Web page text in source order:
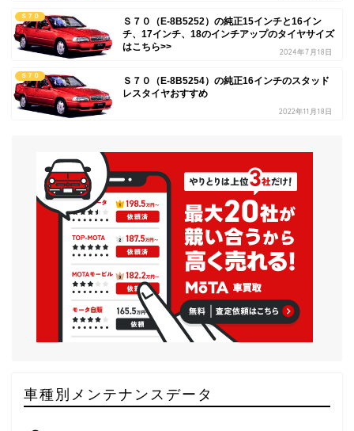
Ｓ７０
Ｓ７０（E-8B5252）の純正15インチと16イン
チ、17インチ、18のインチアップのタイヤサイズ
はこちら>>
2024年7月18日
Ｓ７０
Ｓ７０（E-8B5254）の純正16インチのスタッド
レスタイヤおすすめ
2022年11月18日
車種別メンテナンスデータ